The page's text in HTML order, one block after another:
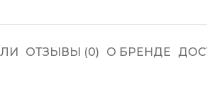
ОТЗЫВЫ (0) О БРЕНДЕ